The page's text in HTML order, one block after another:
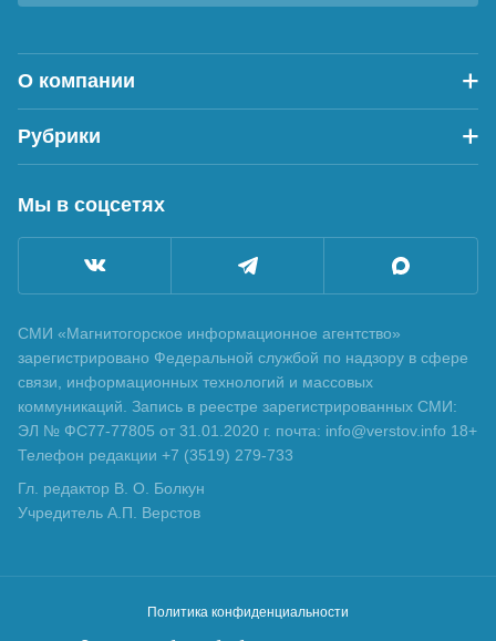
О компании
Рубрики
Мы в соцсетях
СМИ «Магнитогорское информационное агентство»
зарегистрировано Федеральной службой по надзору в сфере
связи, информационных технологий и массовых
коммуникаций. Запись в реестре зарегистрированных СМИ:
ЭЛ № ФС77-77805 от 31.01.2020 г. почта: info@verstov.info 18+
Телефон редакции +7 (3519) 279-733
Гл. редактор В. О. Болкун
Учредитель А.П. Верстов
Политика конфиденциальности